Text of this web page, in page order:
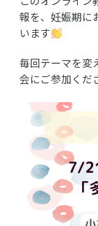
報を、妊娠期に
います
毎回テーマを変
会にご参加くだ